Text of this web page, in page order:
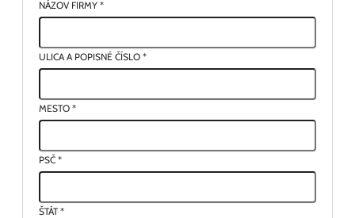
NÁZOV FIRMY *
ULICA A POPISNÉ ČÍSLO *
MESTO *
PSČ *
ŠTÁT*